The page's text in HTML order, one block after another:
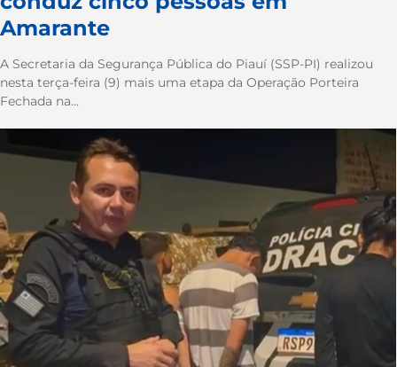
Amarante
A Secretaria da Segurança Pública do Piauí (SSP-PI) realizou
nesta terça-feira (9) mais uma etapa da Operação Porteira
Fechada na...